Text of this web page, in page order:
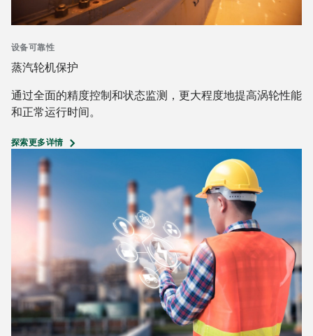
设备可靠性
蒸汽轮机保护
通过全面的精度控制和状态监测，更大程度地提高涡轮性能
和正常运行时间。
探索更多详情